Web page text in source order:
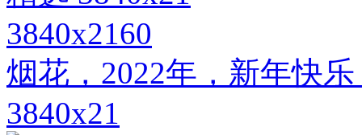
3840x2160
烟花，2022年，新年快
3840x21